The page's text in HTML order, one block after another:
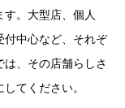
。大型店、個人
付中心など、それぞ
、その店舗らしさ
てください。